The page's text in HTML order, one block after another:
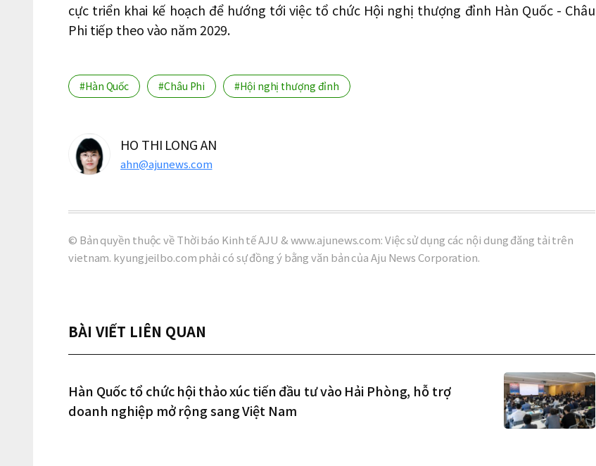
cực triển khai kế hoạch để hướng tới việc tổ chức Hội nghị thượng đỉnh Hàn Quốc - Châu
Phi tiếp theo vào năm 2029.
#Hàn Quốc #Châu Phi #Hội nghị thượng đỉnh
HO THI LONG AN
ahn@ajunews.com
© Bản quyền thuộc về Thời báo Kinh tế AJU & www.ajunews.com: Việc sử dụng các nội dung đăng tải trên
vietnam. kyungjeilbo.com phải có sự đồng ý bằng văn bản của Aju News Corporation.
BÀI VIẾT LIÊN QUAN
Hàn Quốc tổ chức hội thảo xúc tiến đầu tư vào Hải Phòng, hỗ trợ
doanh nghiệp mở rộng sang Việt Nam